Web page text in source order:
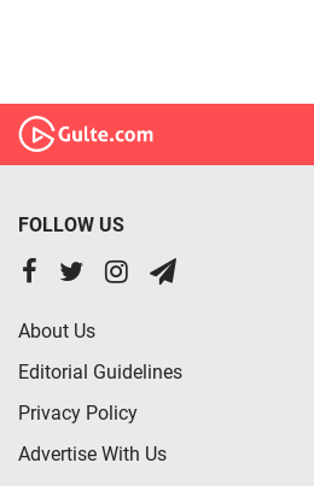
FOLLOW US
About Us
Editorial Guidelines
Privacy Policy
Advertise With Us